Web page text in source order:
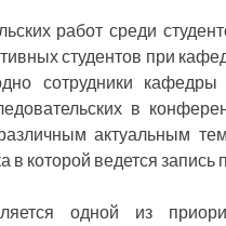
работ среди
студентов при
сотрудники
в
актуальным
в которой ведется
одной из